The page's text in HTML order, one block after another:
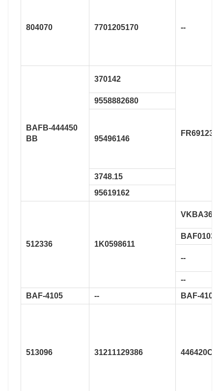
804070 7701205170 --
BAFB-444450
BB
370142
FR691239
9558882680
95496146
3748.15
95619162
512336 1K0598611
--
--
BAF-4105
-- BAF-4105
513096 31211129386 446420CD